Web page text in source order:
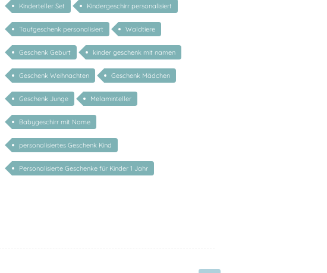
Kinderteller Set Kindergeschirr personalisiert
Taufgeschenk personalisiert Waldtiere
Geschenk Geburt kinder geschenk mit namen
Geschenk Weihnachten Geschenk Mädchen
Geschenk Junge Melaminteller
Babygeschirr mit Name
personalisiertes Geschenk Kind
Personalisierte Geschenke für Kinder 1 Jahr